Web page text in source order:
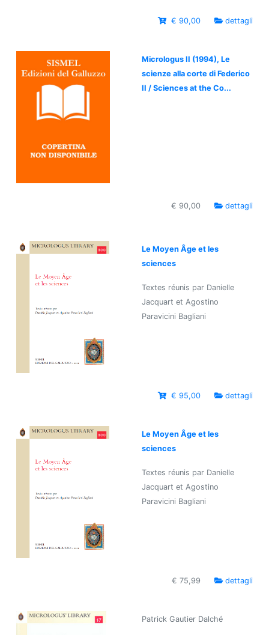
€ 90,00 dettagli
Micrologus II (1994), Le
scienze alla corte di Federico
II / Sciences at the Co...
€ 90,00 dettagli
Le Moyen Âge et les
sciences
Textes réunis par Danielle
Jacquart et Agostino
Paravicini Bagliani
€ 95,00 dettagli
Le Moyen Âge et les
sciences
Textes réunis par Danielle
Jacquart et Agostino
Paravicini Bagliani
€ 75,99 dettagli
Patrick Gautier Dalché